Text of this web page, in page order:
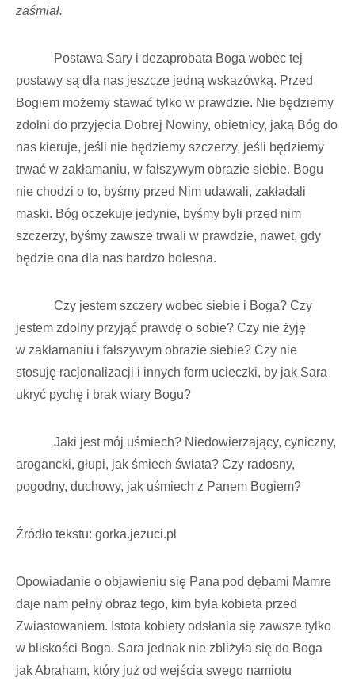
zaśmiał.
Postawa Sary i dezaprobata Boga wobec tej
postawy są dla nas jeszcze jedną wskazówką. Przed
Bogiem możemy stawać tylko w prawdzie. Nie będziemy
zdolni do przyjęcia Dobrej Nowiny, obietnicy, jaką Bóg do
nas kieruje, jeśli nie będziemy szczerzy, jeśli będziemy
trwać w zakłamaniu, w fałszywym obrazie siebie. Bogu
nie chodzi o to, byśmy przed Nim udawali, zakładali
maski. Bóg oczekuje jedynie, byśmy byli przed nim
szczerzy, byśmy zawsze trwali w prawdzie, nawet, gdy
będzie ona dla nas bardzo bolesna.
Czy jestem szczery wobec siebie i Boga? Czy
jestem zdolny przyjąć prawdę o sobie? Czy nie żyję
w zakłamaniu i fałszywym obrazie siebie? Czy nie
stosuję racjonalizacji i innych form ucieczki, by jak Sara
ukryć pychę i brak wiary Bogu?
Jaki jest mój uśmiech? Niedowierzający, cyniczny,
arogancki, głupi, jak śmiech świata? Czy radosny,
pogodny, duchowy, jak uśmiech z Panem Bogiem?
Źródło tekstu: gorka.jezuci.pl
Opowiadanie o objawieniu się Pana pod dębami Mamre
daje nam pełny obraz tego, kim była kobieta przed
Zwiastowaniem. Istota kobiety odsłania się zawsze tylko
w bliskości Boga. Sara jednak nie zbliżyła się do Boga
jak Abraham, który już od wejścia swego namiotu